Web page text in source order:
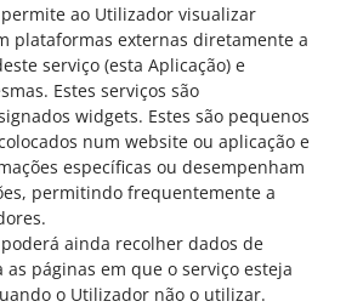
ao Utilizador visualizar
plataformas externas diretamente a
serviço (esta Aplicação) e
Estes serviços são
widgets. Estes são pequenos
num website ou aplicação e
específicas ou desempenham
permitindo frequentemente a
ainda recolher dados de
páginas em que o serviço esteja
o Utilizador não o utilizar.